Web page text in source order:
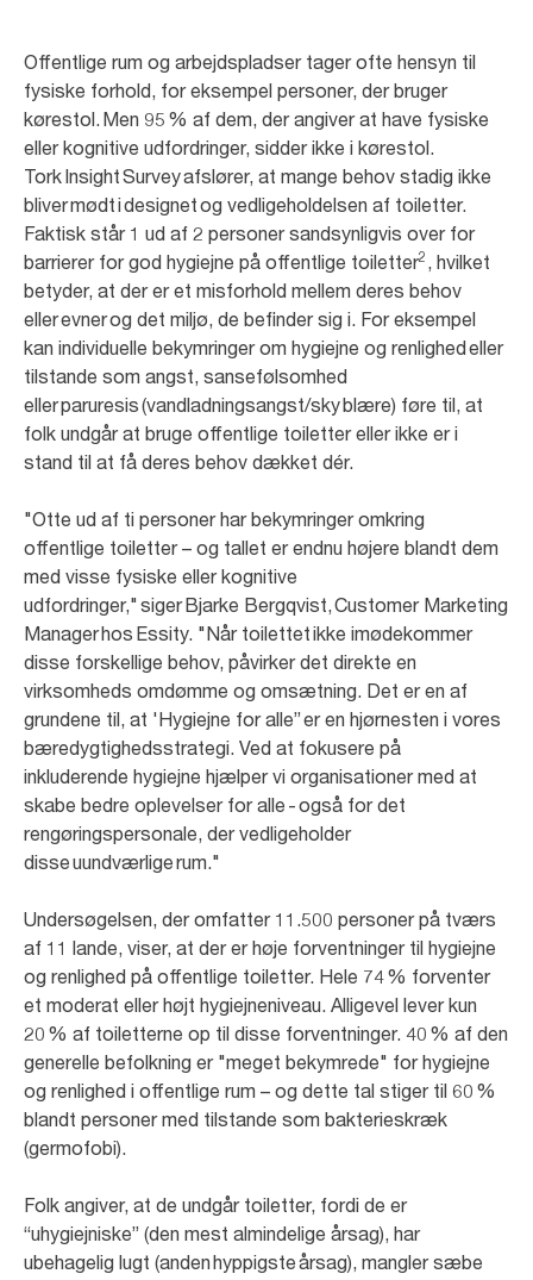
Offentlige rum og arbejdspladser tager ofte hensyn til
fysiske forhold, for eksempel personer, der bruger
kørestol. Men 95 % af dem, der angiver at have fysiske
eller kognitive udfordringer, sidder ikke i kørestol.
Tork Insight Survey afslører, at mange behov stadig ikke
bliver mødt i designet og vedligeholdelsen af toiletter.
Faktisk står 1 ud af 2 personer sandsynligvis over for
barrierer for god hygiejne på offentlige toiletter2 , hvilket
betyder, at der er et misforhold mellem deres behov
eller evner og det miljø, de befinder sig i. For eksempel
kan individuelle bekymringer om hygiejne og renlighed eller
tilstande som angst, sansefølsomhed
eller paruresis (vandladningsangst/sky blære) føre til, at
folk undgår at bruge offentlige toiletter eller ikke er i
stand til at få deres behov dækket dér.
"Otte ud af ti personer har bekymringer omkring
offentlige toiletter – og tallet er endnu højere blandt dem
med visse fysiske eller kognitive
udfordringer," siger Bjarke Bergqvist, Customer Marketing
Manager hos Essity. "Når toilettet ikke imødekommer
disse forskellige behov, påvirker det direkte en
virksomheds omdømme og omsætning. Det er en af
grundene til, at 'Hygiejne for alle” er en hjørnesten i vores
bæredygtighedsstrategi. Ved at fokusere på
inkluderende hygiejne hjælper vi organisationer med at
skabe bedre oplevelser for alle - også for det
rengøringspersonale, der vedligeholder
disse uundværlige rum."
Undersøgelsen, der omfatter 11.500 personer på tværs
af 11 lande, viser, at der er høje forventninger til hygiejne
og renlighed på offentlige toiletter. Hele 74 % forventer
et moderat eller højt hygiejneniveau. Alligevel lever kun
20 % af toiletterne op til disse forventninger. 40 % af den
generelle befolkning er "meget bekymrede" for hygiejne
og renlighed i offentlige rum – og dette tal stiger til 60 %
blandt personer med tilstande som bakterieskræk
(germofobi).
Folk angiver, at de undgår toiletter, fordi de er
“uhygiejniske” (den mest almindelige årsag), har
ubehagelig lugt (anden hyppigste årsag), mangler sæbe